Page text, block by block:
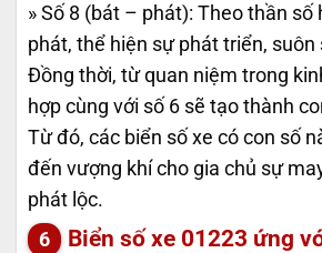
» Số 8 (bát – phát): Theo thần số
phát, thể hiện sự phát triển, suôn
Đồng thời, từ quan niệm trong
hợp cùng với số 6 sẽ tạo thành
Từ đó, các biển số xe có con số
đến vượng khí cho gia chủ sự
phát lộc.
Biển số xe 01223 ứng